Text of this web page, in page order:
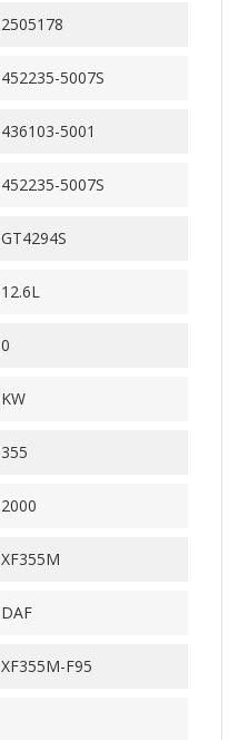
2505178
452235-5007S
436103-5001
452235-5007S
GT4294S
12.6L
0
KW
355
2000
XF355M
DAF
XF355M-F95